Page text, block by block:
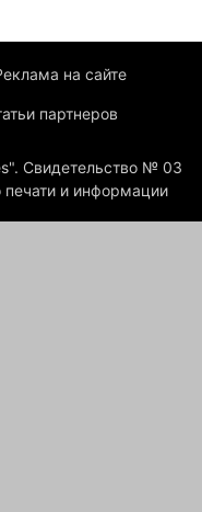
на сайте
партнеров
Свидетельство № 03
печати и информации